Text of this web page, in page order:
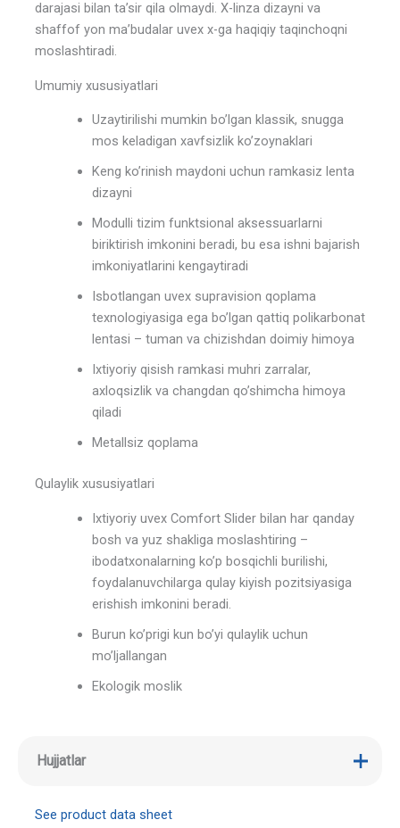
darajasi bilan ta’sir qila olmaydi. X-linza dizayni va
shaffof yon ma’budalar uvex x-ga haqiqiy taqinchoqni
moslashtiradi.
Umumiy xususiyatlari
Uzaytirilishi mumkin bo’lgan klassik, snugga
mos keladigan xavfsizlik ko’zoynaklari
Keng ko’rinish maydoni uchun ramkasiz lenta
dizayni
Modulli tizim funktsional aksessuarlarni
biriktirish imkonini beradi, bu esa ishni bajarish
imkoniyatlarini kengaytiradi
Isbotlangan uvex supravision qoplama
texnologiyasiga ega bo’lgan qattiq polikarbonat
lentasi – tuman va chizishdan doimiy himoya
Ixtiyoriy qisish ramkasi muhri zarralar,
axloqsizlik va changdan qo’shimcha himoya
qiladi
Metallsiz qoplama
Qulaylik xususiyatlari
Ixtiyoriy uvex Comfort Slider bilan har qanday
bosh va yuz shakliga moslashtiring –
ibodatxonalarning ko’p bosqichli burilishi,
foydalanuvchilarga qulay kiyish pozitsiyasiga
erishish imkonini beradi.
Burun ko’prigi kun bo’yi qulaylik uchun
mo’ljallangan
Ekologik moslik
Hujjatlar
See product data sheet